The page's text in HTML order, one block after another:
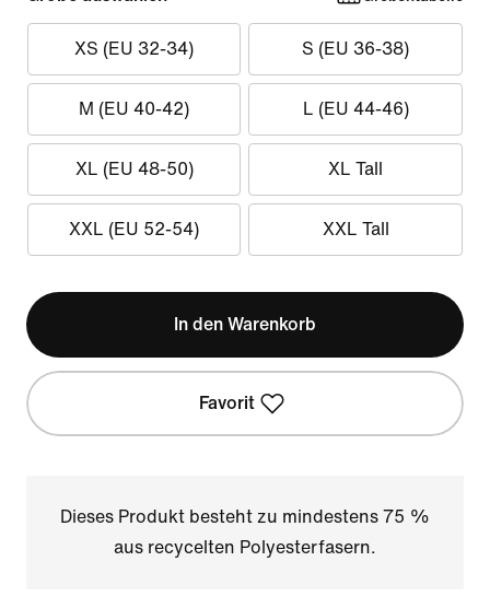
XS (EU 32-34) S (EU 36-38)
M (EU 40-42) L (EU 44-46)
XL (EU 48-50) XL Tall
XXL (EU 52-54) XXL Tall
In den Warenkorb
Favorit
Dieses Produkt besteht zu mindestens 75 %
aus recycelten Polyesterfasern.